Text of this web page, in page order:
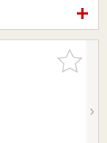
お気に入
りに追加